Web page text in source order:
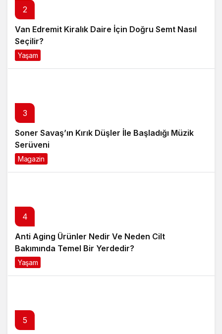
2
Van Edremit Kiralık Daire İçin Doğru Semt Nasıl
Seçilir?
Yaşam
3
Soner Savaş’ın Kırık Düşler İle Başladığı Müzik
Serüveni
Magazin
4
Anti Aging Ürünler Nedir Ve Neden Cilt
Bakımında Temel Bir Yerdedir?
Yaşam
5